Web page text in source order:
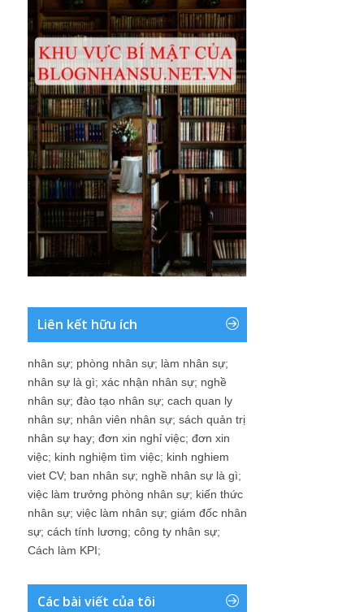
Liên kết hữu ích
nhân sự; phòng nhân sự; làm nhân sự;
nhân sự là gì; xác nhận nhân sự; nghề
nhân sự; đào tạo nhân sự; cach quan ly
nhân sự; nhân viên nhân sự; sách quản trị
nhân sự hay; đơn xin nghỉ việc; đơn xin
việc; kinh nghiệm tìm việc; kinh nghiem
viet CV; ban nhân sự; nghề nhân sự là gì;
việc làm trưởng phòng nhân sự; kiến thức
nhân sự; việc làm nhân sự; giám đốc nhân
sự; cách tính lương; công ty nhân sự;
Cách làm KPI;
Các bài viết của tôi